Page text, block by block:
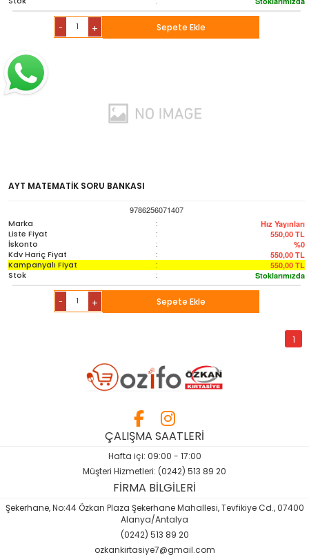
- + Sepete Ekle
AYT MATEMATİK SORU BANKASI
9786256071407
Marka
: Hız Yayınları
Liste Fiyat : 550,00 TL
İskonto : %0
Kdv Hariç Fiyat : 550,00 TL
Kampanyalı Fiyat : 550,00 TL
Stok : Stoklarımızda
- + Sepete Ekle
1
ÇALIŞMA SAATLERİ
Hafta içi: 09:00 - 17:00
Müşteri Hizmetleri: (0242) 513 89 20
FİRMA BİLGİLERİ
Şekerhane, No:44 Özkan Plaza Şekerhane Mahallesi, Tevfikiye Cd., 07400
Alanya/Antalya
(0242) 513 89 20
ozkankirtasiye7@gmail.com